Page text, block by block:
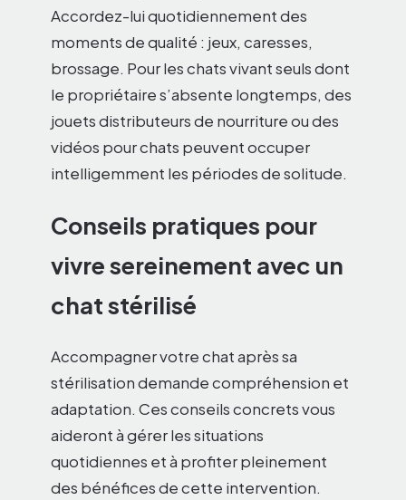
Accordez-lui quotidiennement des
moments de qualité : jeux, caresses,
brossage. Pour les chats vivant seuls dont
le propriétaire s’absente longtemps, des
jouets distributeurs de nourriture ou des
vidéos pour chats peuvent occuper
intelligemment les périodes de solitude.
Conseils pratiques pour
vivre sereinement avec un
chat stérilisé
Accompagner votre chat après sa
stérilisation demande compréhension et
adaptation. Ces conseils concrets vous
aideront à gérer les situations
quotidiennes et à profiter pleinement
des bénéfices de cette intervention.